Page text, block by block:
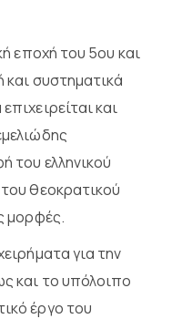
εποχή του 5ου και
συστηματικά
και
του ελληνικού
θεοκρατικού
μορφές.
για την
και το υπόλοιπο
έργο του